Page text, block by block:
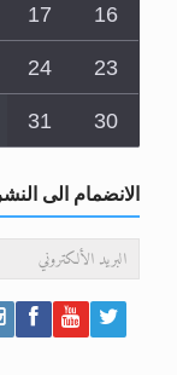
16
17
23
24
30
31
الانضمام الى